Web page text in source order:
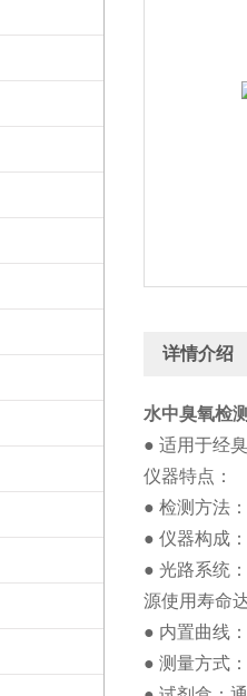
详情介绍
水中臭氧检
● 适用于经
仪器特点：
● 检测方法
● 仪器构成
● 光路系统
源使用寿命
● 内置曲线
● 测量方式